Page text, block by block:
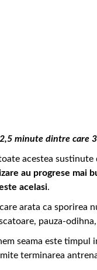
minute dintre care
acestea sustinute
au progrese mai
acelasi.
arata ca
pauza-
seama este
terminarea